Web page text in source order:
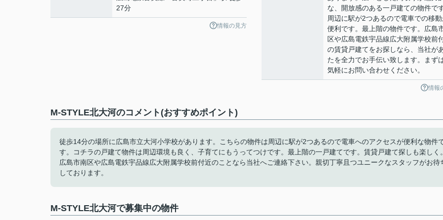
27分
情報の見方
な、開放感のある一戸建ての物件で
周辺に駅が2つあるので電車での移
便利です。最上階の物件です。広島
区や広島電鉄宇品線広大附属学校前
の賃貸戸建てをお探しなら、当社が
たを全力でお手伝い致します。まず
気軽にお問い合わせください。
情報
M-STYLE北大河のコメント(おすすめポイント)
徒歩14分の場所に広島市立大河小学校があります。こちらの物件は周辺に駅が2つあるので電車へのアクセスが便利な物件
す。コチラの戸建て物件は周辺環境も良く、子育てにもうってつけです。最上階の一戸建てです。賃貸戸建て探しも楽しく
広島市南区や広島電鉄宇品線広大附属学校前付近のことなら当社へご連絡下さい。親切丁寧且つユニークなスタッフがお待
しております。
M-STYLE北大河で募集中の物件